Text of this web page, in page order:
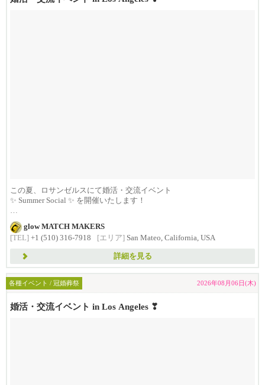
この夏、ロサンゼルスにて婚活・交流イベント
✨ Summer Social ✨ を開催いたします！
...
glow MATCH MAKERS
[TEL] +1 (510) 316-7918 [エリア] San Mateo, California, USA
詳細を見る
各種イベント / 冠婚葬祭 2026年08月06日(木)
婚活・交流イベント in Los Angeles ❣